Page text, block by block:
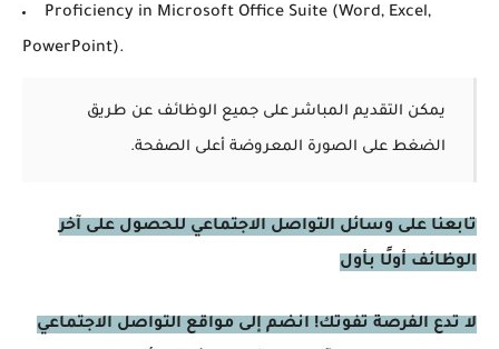
Proficiency in Microsoft Office Suite (Word, Excel,
PowerPoint).
يمكن التقديم المباشر على جميع الوظائف عن طريق
الضغط على الصورة المعروضة أعلى الصفحة.
تابعنا على وسائل التواصل الاجتماعي للحصول على آخر
الوظائف أولًا بأول
لا تدع الفرصة تفوتك! انضم إلى مواقع التواصل الاجتماعي